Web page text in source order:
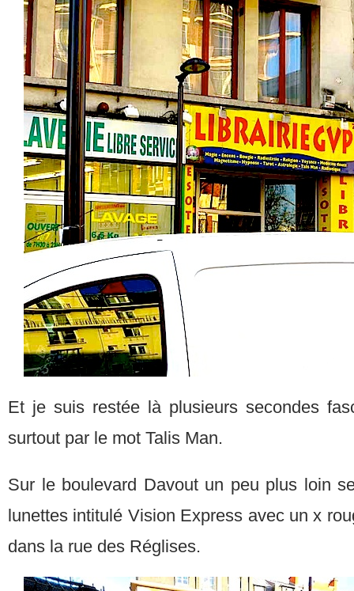
Et je suis restée là plusieurs secondes
surtout par le mot Talis Man.
Sur le boulevard Davout un peu plus loin
lunettes intitulé Vision Express avec un x
dans la rue des Réglises.